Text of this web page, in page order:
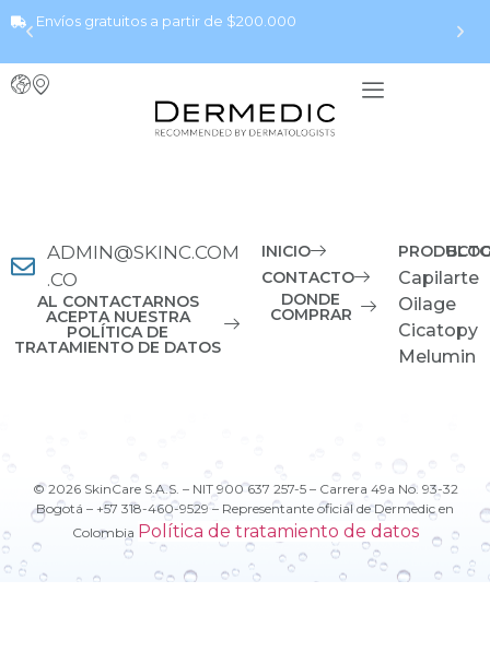
Envíos gratuitos a partir de $200.000
ADMIN@SKINC.COM
.CO
AL CONTACTARNOS
ACEPTA NUESTRA
POLÍTICA DE
TRATAMIENTO DE DATOS
INICIO
CONTACTO
DONDE
COMPRAR
Capilarte
Oilage
Cicatopy
Melumin
© 2026 SkinCare S.A.S. – NIT 900 637 257-5 – Carrera 49a No. 93-32
Bogotá – +57 318-460-9529 – Representante oficial de Dermedic en
Colombia Política de tratamiento de datos